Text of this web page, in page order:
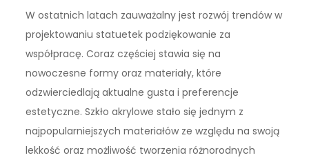
W ostatnich latach zauważalny jest rozwój trendów w
projektowaniu statuetek podziękowanie za
współpracę. Coraz częściej stawia się na
nowoczesne formy oraz materiały, które
odzwierciedlają aktualne gusta i preferencje
estetyczne. Szkło akrylowe stało się jednym z
najpopularniejszych materiałów ze względu na swoją
lekkość oraz możliwość tworzenia różnorodnych